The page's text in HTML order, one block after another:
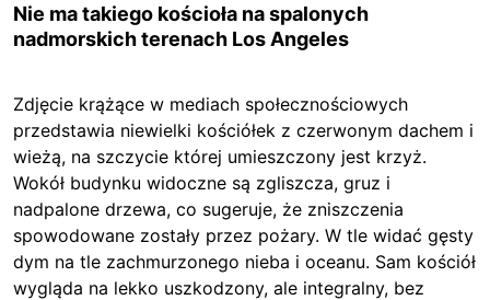
Nie ma takiego kościoła na spalonych
nadmorskich terenach Los Angeles
Zdjęcie krążące w mediach społecznościowych
przedstawia niewielki kościółek z czerwonym dachem i
wieżą, na szczycie której umieszczony jest krzyż.
Wokół budynku widoczne są zgliszcza, gruz i
nadpalone drzewa, co sugeruje, że zniszczenia
spowodowane zostały przez pożary. W tle widać gęsty
dym na tle zachmurzonego nieba i oceanu. Sam kościół
wygląda na lekko uszkodzony, ale integralny, bez